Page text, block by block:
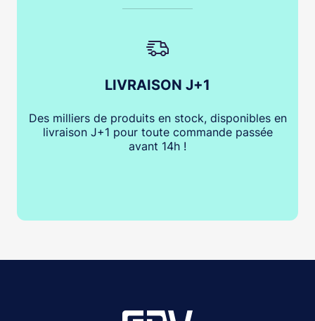
LIVRAISON J+1
Des milliers de produits en stock, disponibles en
livraison J+1 pour toute commande passée
avant 14h !